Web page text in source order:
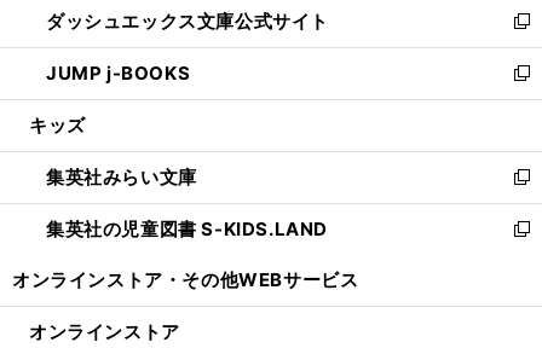
く
ド
ウ
で
開
ィ
ン
ド
ウ
開
く
い
ウ
ィ
ン
ウ
で
開
く
ダッシュエックス文庫公式サイト
新
し
い
ウ
ン
ド
ウ
で
JUMP j-BOOKS
新
し
ウ
ィ
ン
ド
開
キッズ
集英社みらい文庫
新
し
い
ン
集英社の児童図書 S-KIDS.LAND
新
ウ
オンラインストア・ その他WEBサービス
オンラインストア